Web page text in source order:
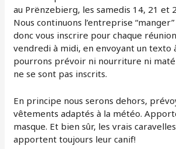
au Prënzebierg, les samedis 14, 21 et
Nous continuons l’entreprise
donc vous inscrire pour chaque
vendredi à midi, en envoyant un texto
pourrons prévoir ni nourriture ni
ne se sont pas inscrits.
En principe nous serons dehors,
vêtements adaptés à la météo.
masque. Et bien sûr, les vrais
apportent toujours leur canif!